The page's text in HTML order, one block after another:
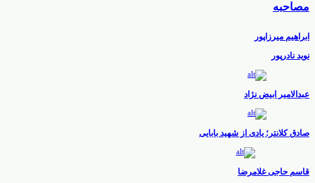
مصاحبه
ابراهیم میرزاپور
نوید نادرپور
عبدالامیر ابیض نژاد
صادق کلانتر؛ یادی از شهید بابایی
قاسم حاجی غلامرضا